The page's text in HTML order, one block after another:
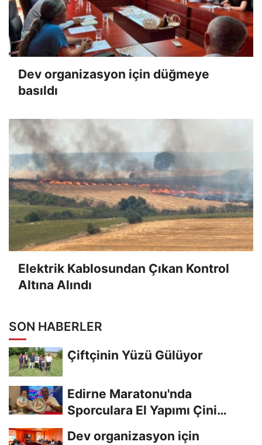
Dev organizasyon için düğmeye
basıldı
Elektrik Kablosundan Çıkan Kontrol
Altına Alındı
SON HABERLER
Çiftçinin Yüzü Gülüyor
Edirne Maratonu'nda
Sporculara El Yapımı Çini
Dev organizasyon için